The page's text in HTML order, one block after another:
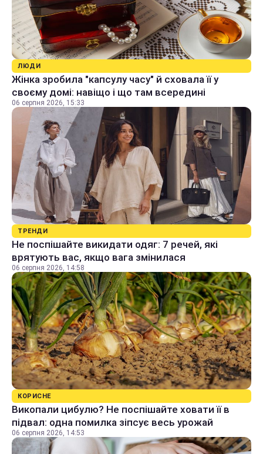
ЛЮДИ
Жінка зробила "капсулу часу" й сховала її у
своєму домі: навіщо і що там всередині
06 серпня 2026, 15:33
ТРЕНДИ
Не поспішайте викидати одяг: 7 речей, які
врятують вас, якщо вага змінилася
06 серпня 2026, 14:58
КОРИСНЕ
Викопали цибулю? Не поспішайте ховати її в
підвал: одна помилка зіпсує весь урожай
06 серпня 2026, 14:53